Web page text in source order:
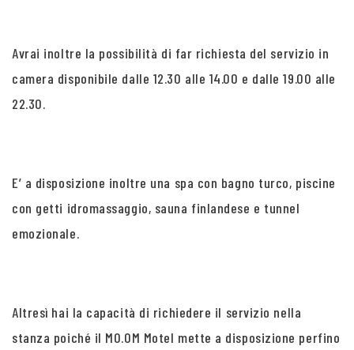
Avrai inoltre la possibilità di far richiesta del servizio in
camera disponibile dalle 12.30 alle 14.00 e dalle 19.00 alle
22.30.
E’ a disposizione inoltre una spa con bagno turco, piscine
con getti idromassaggio, sauna finlandese e tunnel
emozionale.
Altresì hai la capacità di richiedere il servizio nella
stanza poiché il MO.OM Motel mette a disposizione perfino